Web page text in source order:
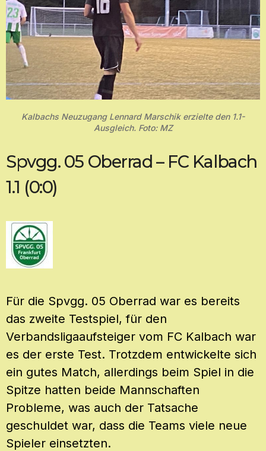
Kalbachs Neuzugang Lennard Marschik erzielte den 1.1-
Ausgleich. Foto: MZ
Spvgg. 05 Oberrad – FC Kalbach
1.1 (0:0)
Für die Spvgg. 05 Oberrad war es bereits
das zweite Testspiel, für den
Verbandsligaaufsteiger vom FC Kalbach war
es der erste Test. Trotzdem entwickelte sich
ein gutes Match, allerdings beim Spiel in die
Spitze hatten beide Mannschaften
Probleme, was auch der Tatsache
geschuldet war, dass die Teams viele neue
Spieler einsetzten.